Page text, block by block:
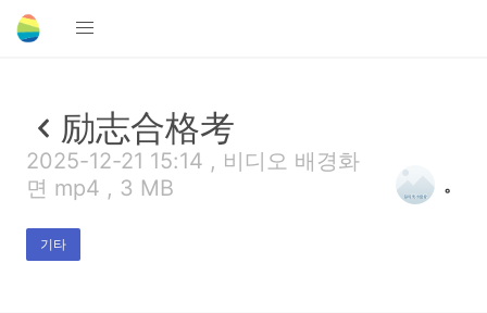
励志合格考
2025-12-21 15:14 , 비디오 배경화
면 mp4 , 3 MB
기타
。